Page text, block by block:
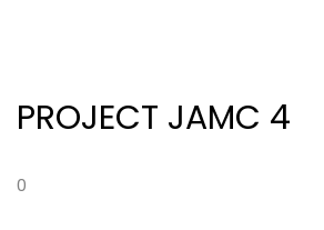
PROJECT JAMC 4
0